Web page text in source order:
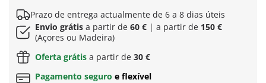
Prazo de entrega actualmente de 6 a 8 dias úteis
Envio grátis a partir de 60 € | a partir de 150 €
(Açores ou Madeira)
Oferta grátis a partir de 30 €
Pagamento seguro e flexível